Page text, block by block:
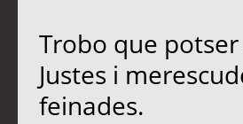
Trobo que
Justes i
feinades.